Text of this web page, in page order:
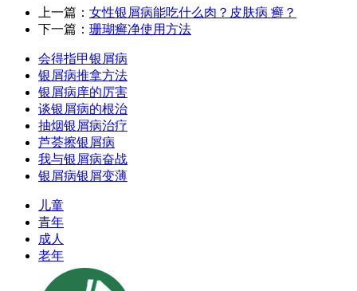
上一篇： 女性银屑病能吃什么肉？皮肤病 癣？
下一篇： 珊瑚癣净使用方法
会得指甲银屑病
银屑病推拿方法
银屑病庠的厉害
谈银屑病的根治
抽烟银屑病治疗
芦荟擦银屑病
我与银屑病奋战
银屑病银屑变薄
儿童
青年
成人
老年